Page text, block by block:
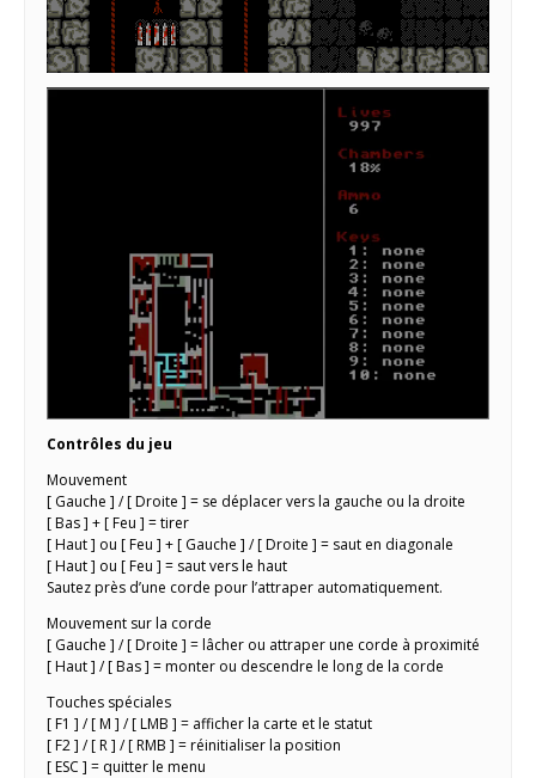
Contrôles du jeu
Mouvement
[ Gauche ] / [ Droite ] = se déplacer vers la gauche ou la droite
[ Bas ] + [ Feu ] = tirer
[ Haut ] ou [ Feu ] + [ Gauche ] / [ Droite ] = saut en diagonale
[ Haut ] ou [ Feu ] = saut vers le haut
Sautez près d’une corde pour l’attraper automatiquement.
Mouvement sur la corde
[ Gauche ] / [ Droite ] = lâcher ou attraper une corde à proximité
[ Haut ] / [ Bas ] = monter ou descendre le long de la corde
Touches spéciales
[ F1 ] / [ M ] / [ LMB ] = afficher la carte et le statut
[ F2 ] / [ R ] / [ RMB ] = réinitialiser la position
[ ESC ] = quitter le menu